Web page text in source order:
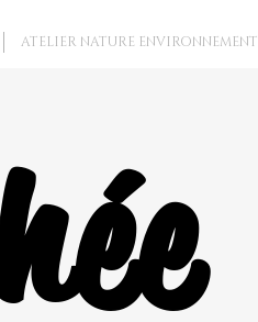
Revenez bientôt
Dès que de
nouveaux posts
seront publiés,
ATELIER NATURE ENVIRONNEMENT